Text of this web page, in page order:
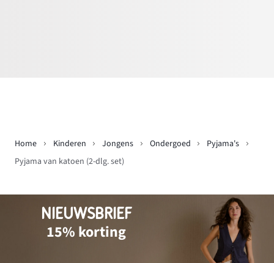
Home Kinderen Jongens Ondergoed
Pyjama's
Pyjama van katoen (2-dlg. set)
NIEUWSBRIEF
15% korting